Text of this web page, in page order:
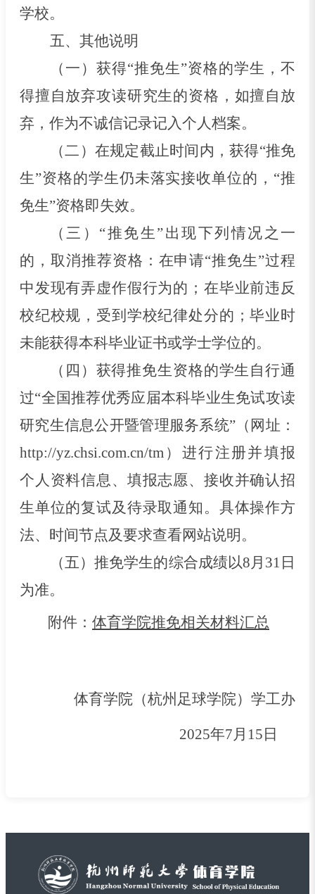
学校。
五、其他说明
（一）获得“推免生”资格的学生，不
得擅自放弃攻读研究生的资格，如擅自放
弃，作为不诚信记录记入个人档案。
（二）在规定截止时间内，获得“推免
生”资格的学生仍未落实接收单位的，“推
免生”资格即失效。
（三） “推免生”出现下列情况之一
的，取消推荐资格：在申请“推免生”过程
中发现有弄虚作假行为的；在毕业前违反
校纪校规，受到学校纪律处分的；毕业时
未能获得本科毕业证书或学士学位的。
（四）获得推免生资格的学生自行通
过“全国推荐优秀应届本科毕业生免试攻读
研究生信息公开暨管理服务系统”（网址：
http://yz.chsi.com.cn/tm）进行注册并填报
个人资料信息、填报志愿、接收并确认招
生单位的复试及待录取通知。具体操作方
法、时间节点及要求查看网站说明。
（五）推免学生的综合成绩以8月31日
为准。
附件： 体育学院推免相关材料汇总
体育学院（杭州足球学院）学工办
2025年7月15日